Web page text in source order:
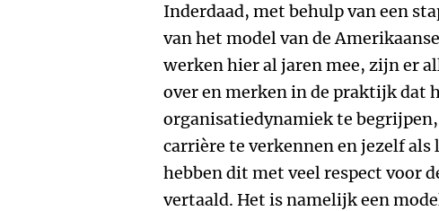
Inderdaad, met behulp van een
van het model van de
werken hier al jaren mee, zijn er
over en merken in de praktijk dat
organisatiedynamiek te
carrière te verkennen en jezelf
hebben dit met veel respect voor
vertaald. Het is namelijk een